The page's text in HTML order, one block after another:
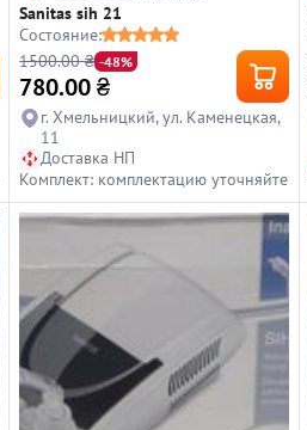
Sanitas sih 21
Состояние:
1500.00 ₴ -48%
780.00 ₴
г. Хмельницкий, ул. Каменецкая,
11
Доставка НП
Комплект: комплектацию уточняйте